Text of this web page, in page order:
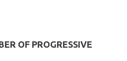
OF PROGRESSIVE